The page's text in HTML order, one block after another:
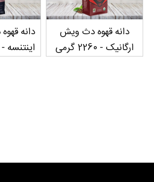
دانه قهوه دث ویش
ارگانیک - 2260 گرمی
دانه
اینتنسه